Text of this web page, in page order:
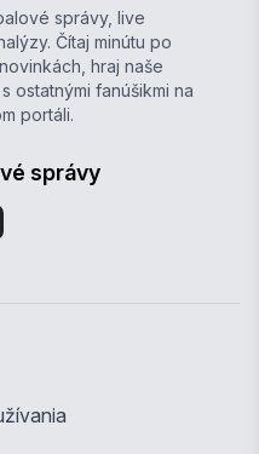
správy, live
Čítaj minútu po
hraj naše
ostatnými fanúšikmi na
portáli.
správy